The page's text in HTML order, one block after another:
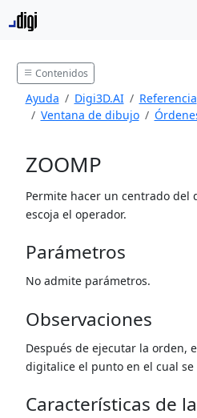
Contenidos
Ayuda Digi3D.AI Referencia
Ventana de dibujo
ZOOMP
Permite hacer un centrado del
escoja el operador.
Parámetros
No admite parámetros.
Observaciones
Después de ejecutar la orden,
digitalice el punto en el cual
Características de